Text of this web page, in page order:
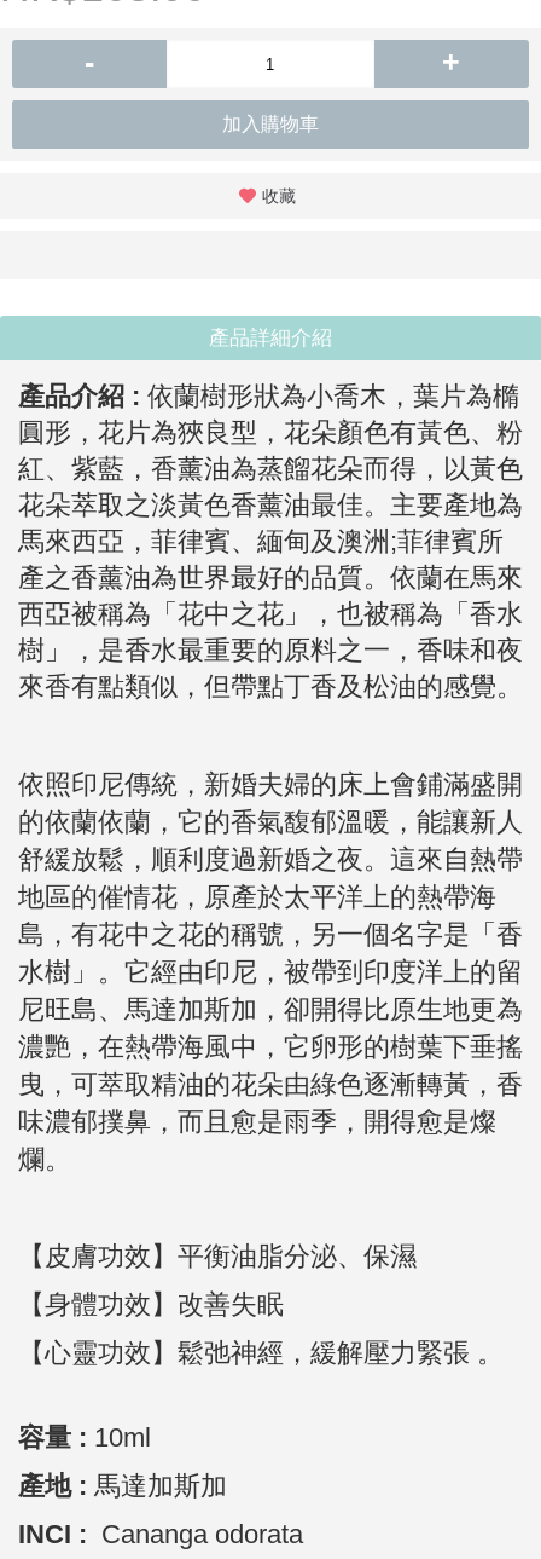
- +
加入購物車
收藏
產品詳細介紹
產品介紹 : 依蘭樹形狀為小喬木，葉片為橢
圓形，花片為狹良型，花朵顏色有黃色、粉
紅、紫藍，香薰油為蒸餾花朵而得，以黃色
花朵萃取之淡黃色香薰油最佳。主要產地為
馬來西亞，菲律賓、緬甸及澳洲;菲律賓所
產之香薰油為世界最好的品質。依蘭在馬來
西亞被稱為「花中之花」，也被稱為「香水
樹」，是香水最重要的原料之一，香味和夜
來香有點類似，但帶點丁香及松油的感覺。
依照印尼傳統，新婚夫婦的床上會鋪滿盛開
的依蘭依蘭，它的香氣馥郁溫暖，能讓新人
舒緩放鬆，順利度過新婚之夜。這來自熱帶
地區的催情花，原產於太平洋上的熱帶海
島，有花中之花的稱號，另一個名字是「香
水樹」。它經由印尼，被帶到印度洋上的留
尼旺島、馬達加斯加，卻開得比原生地更為
濃艷，在熱帶海風中，它卵形的樹葉下垂搖
曳，可萃取精油的花朵由綠色逐漸轉黃，香
味濃郁撲鼻，而且愈是雨季，開得愈是燦
爛。
【皮膚功效】平衡油脂分泌、保濕
【身體功效】改善失眠
【心靈功效】鬆弛神經，緩解壓力緊張 。
容量 : 10ml
產地 : 馬達加斯加
INCI : Cananga odorata